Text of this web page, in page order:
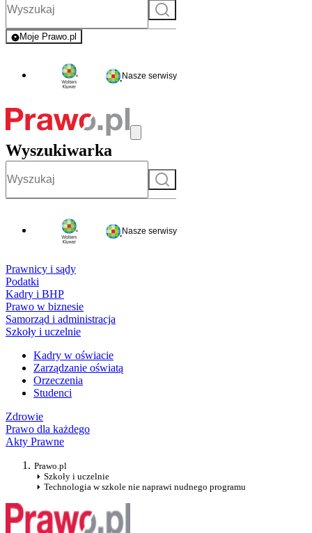
Szukaj
Moje Prawo.pl
- rejestracja i logowanie do serwisu
Nasze serwisy
Wyszukiwarka
Szukaj
Nasze serwisy
Prawnicy i sądy
Podatki
Kadry i BHP
Prawo w biznesie
Samorząd i administracja
Szkoły i uczelnie
Kadry w oświacie
Zarządzanie oświatą
Orzeczenia
Studenci
Zdrowie
Prawo dla każdego
Akty Prawne
Prawo.pl
Szkoły i uczelnie
Technologia w szkole nie naprawi nudnego programu